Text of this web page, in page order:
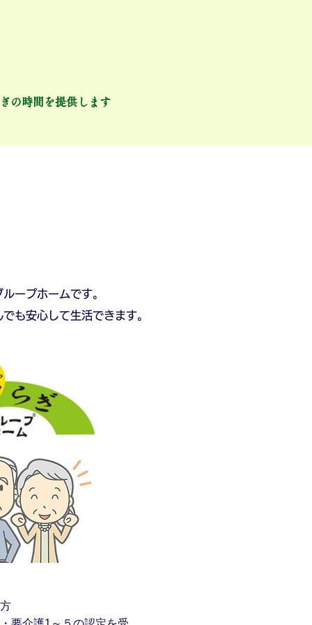
の時間を提供します
ープホームです。
も安心して生活できます。